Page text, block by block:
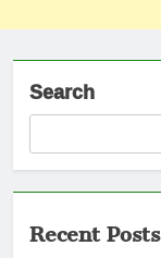
Search
Recent Posts